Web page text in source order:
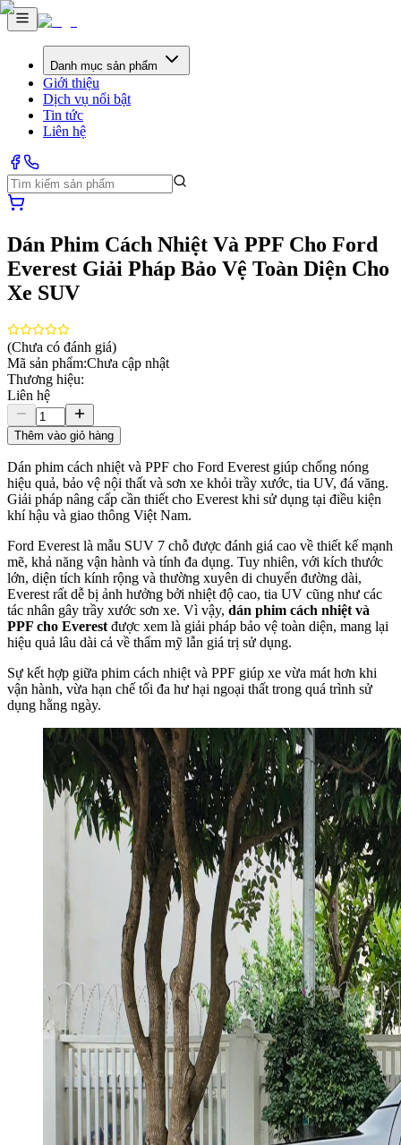
Danh mục sản phẩm
Giới thiệu
Dịch vụ nổi bật
Tin tức
Liên hệ
Dán Phim Cách Nhiệt Và PPF Cho Ford
Everest Giải Pháp Bảo Vệ Toàn Diện Cho
Xe SUV
(Chưa có đánh giá)
Mã sản phẩm:Chưa cập nhật
Thương hiệu:
Liên hệ
Thêm vào giỏ hàng
Dán phim cách nhiệt và PPF cho Ford Everest giúp chống nóng
hiệu quả, bảo vệ nội thất và sơn xe khỏi trầy xước, tia UV, đá văng.
Giải pháp nâng cấp cần thiết cho Everest khi sử dụng tại điều kiện
khí hậu và giao thông Việt Nam.
Ford Everest là mẫu SUV 7 chỗ được đánh giá cao về thiết kế mạnh
mẽ, khả năng vận hành và tính đa dụng. Tuy nhiên, với kích thước
lớn, diện tích kính rộng và thường xuyên di chuyển đường dài,
Everest rất dễ bị ảnh hưởng bởi nhiệt độ cao, tia UV cũng như các
tác nhân gây trầy xước sơn xe. Vì vậy, dán phim cách nhiệt và
PPF cho Everest được xem là giải pháp bảo vệ toàn diện, mang lại
hiệu quả lâu dài cả về thẩm mỹ lẫn giá trị sử dụng.
Sự kết hợp giữa phim cách nhiệt và PPF giúp xe vừa mát hơn khi
vận hành, vừa hạn chế tối đa hư hại ngoại thất trong quá trình sử
dụng hằng ngày.